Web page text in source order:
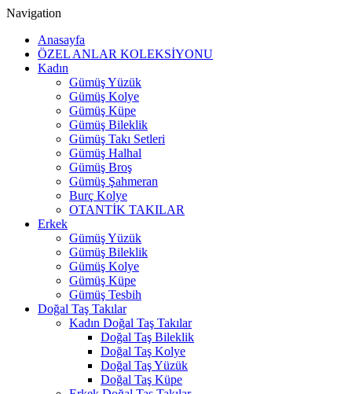
Navigation
Anasayfa
ÖZEL ANLAR KOLEKSİYONU
Kadın
Gümüş Yüzük
Gümüş Kolye
Gümüş Küpe
Gümüş Bileklik
Gümüş Takı Setleri
Gümüş Halhal
Gümüş Broş
Gümüş Şahmeran
Burç Kolye
OTANTİK TAKILAR
Erkek
Gümüş Yüzük
Gümüş Bileklik
Gümüş Kolye
Gümüş Küpe
Gümüş Tesbih
Doğal Taş Takılar
Kadın Doğal Taş Takılar
Doğal Taş Bileklik
Doğal Taş Kolye
Doğal Taş Yüzük
Doğal Taş Küpe